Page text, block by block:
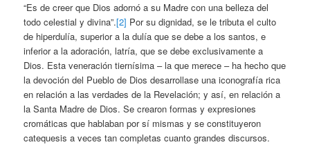
“Es de creer que Dios adornó a su Madre con una belleza del
todo celestial y divina”.[2] Por su dignidad, se le tributa el culto
de hiperdulía, superior a la dulía que se debe a los santos, e
inferior a la adoración, latría, que se debe exclusivamente a
Dios. Esta veneración tiernísima – la que merece – ha hecho que
la devoción del Pueblo de Dios desarrollase una iconografía rica
en relación a las verdades de la Revelación; y así, en relación a
la Santa Madre de Dios. Se crearon formas y expresiones
cromáticas que hablaban por sí mismas y se constituyeron
catequesis a veces tan completas cuanto grandes discursos.